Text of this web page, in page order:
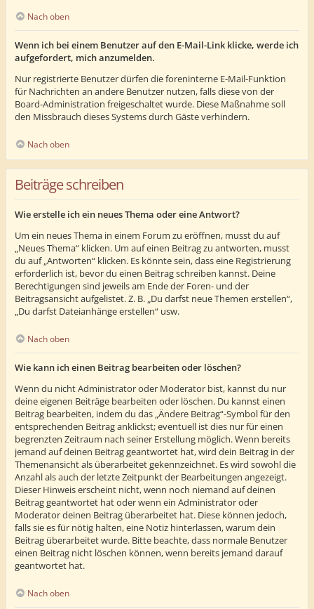
Nach oben
Wenn ich bei einem Benutzer auf den E-Mail-Link klicke, werde ich
aufgefordert, mich anzumelden.
Nur registrierte Benutzer dürfen die foreninterne E-Mail-Funktion
für Nachrichten an andere Benutzer nutzen, falls diese von der
Board-Administration freigeschaltet wurde. Diese Maßnahme soll
den Missbrauch dieses Systems durch Gäste verhindern.
Nach oben
Beiträge schreiben
Wie erstelle ich ein neues Thema oder eine Antwort?
Um ein neues Thema in einem Forum zu eröffnen, musst du auf
„Neues Thema“ klicken. Um auf einen Beitrag zu antworten, musst
du auf „Antworten“ klicken. Es könnte sein, dass eine Registrierung
erforderlich ist, bevor du einen Beitrag schreiben kannst. Deine
Berechtigungen sind jeweils am Ende der Foren- und der
Beitragsansicht aufgelistet. Z. B. „Du darfst neue Themen erstellen“,
„Du darfst Dateianhänge erstellen“ usw.
Nach oben
Wie kann ich einen Beitrag bearbeiten oder löschen?
Wenn du nicht Administrator oder Moderator bist, kannst du nur
deine eigenen Beiträge bearbeiten oder löschen. Du kannst einen
Beitrag bearbeiten, indem du das „Ändere Beitrag“-Symbol für den
entsprechenden Beitrag anklickst; eventuell ist dies nur für einen
begrenzten Zeitraum nach seiner Erstellung möglich. Wenn bereits
jemand auf deinen Beitrag geantwortet hat, wird dein Beitrag in der
Themenansicht als überarbeitet gekennzeichnet. Es wird sowohl die
Anzahl als auch der letzte Zeitpunkt der Bearbeitungen angezeigt.
Dieser Hinweis erscheint nicht, wenn noch niemand auf deinen
Beitrag geantwortet hat oder wenn ein Administrator oder
Moderator deinen Beitrag überarbeitet hat. Diese können jedoch,
falls sie es für nötig halten, eine Notiz hinterlassen, warum dein
Beitrag überarbeitet wurde. Bitte beachte, dass normale Benutzer
einen Beitrag nicht löschen können, wenn bereits jemand darauf
geantwortet hat.
Nach oben